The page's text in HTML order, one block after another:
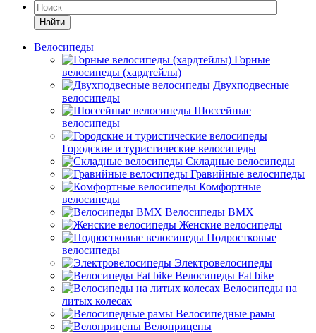
Найти
Велосипеды
Горные
велосипеды (хардтейлы)
Двухподвесные
велосипеды
Шоссейные
велосипеды
Городские и туристические велосипеды
Складные велосипеды
Гравийные велосипеды
Комфортные
велосипеды
Велосипеды BMX
Женские велосипеды
Подростковые
велосипеды
Электровелосипеды
Велосипеды Fat bike
Велосипеды на
литых колесах
Велосипедные рамы
Велоприцепы